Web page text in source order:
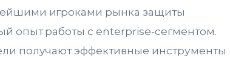
игроками рынка защиты
опыт работы с enterprise-сегментом.
получают эффективные инструменты